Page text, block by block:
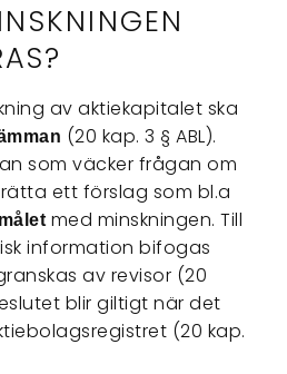
av aktiekapitalet ska
(20 kap. 3 § ABL).
som väcker frågan om
ett förslag som bl.a
med minskningen. Till
information bifogas
av revisor (20
blir giltigt när det
(20 kap.